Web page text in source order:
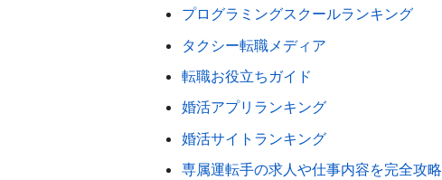
プログラミングスクールランキング
タクシー転職メディア
転職お役立ちガイド
婚活アプリランキング
婚活サイトランキング
専属運転手の求人や仕事内容を完全攻略